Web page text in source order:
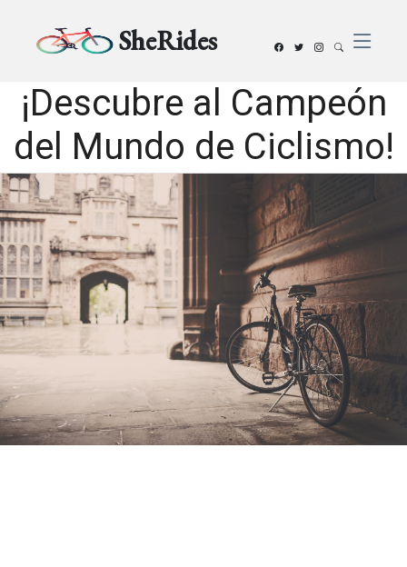
SheRides
¡Descubre al Campeón
del Mundo de Ciclismo!